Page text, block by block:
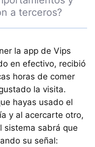
a terceros?
la app de Vips
en efectivo, recibió
horas de comer
la visita.
hayas usado el
y al acercarte otro,
sistema sabrá que
su señal: